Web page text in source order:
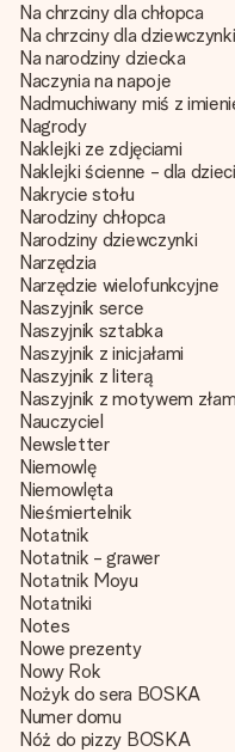
Na chrzciny dla chłopca
Na chrzciny dla dziewczynki
Na narodziny dziecka
Naczynia na napoje
Nadmuchiwany miś z
Nagrody
Naklejki ze zdjęciami
Naklejki ścienne - dla dzieci
Nakrycie stołu
Narodziny chłopca
Narodziny dziewczynki
Narzędzia
Narzędzie wielofunkcyjne
Naszyjnik serce
Naszyjnik sztabka
Naszyjnik z inicjałami
Naszyjnik z literą
Naszyjnik z motywem
Nauczyciel
Newsletter
Niemowlę
Niemowlęta
Nieśmiertelnik
Notatnik
Notatnik - grawer
Notatnik Moyu
Notatniki
Notes
Nowe prezenty
Nowy Rok
Nożyk do sera BOSKA
Numer domu
Nóż do pizzy BOSKA